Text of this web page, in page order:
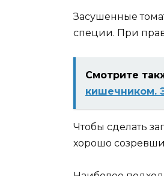
Засушенные
специи. При
Смотрите
кишечником.
Чтобы сделать
хорошо